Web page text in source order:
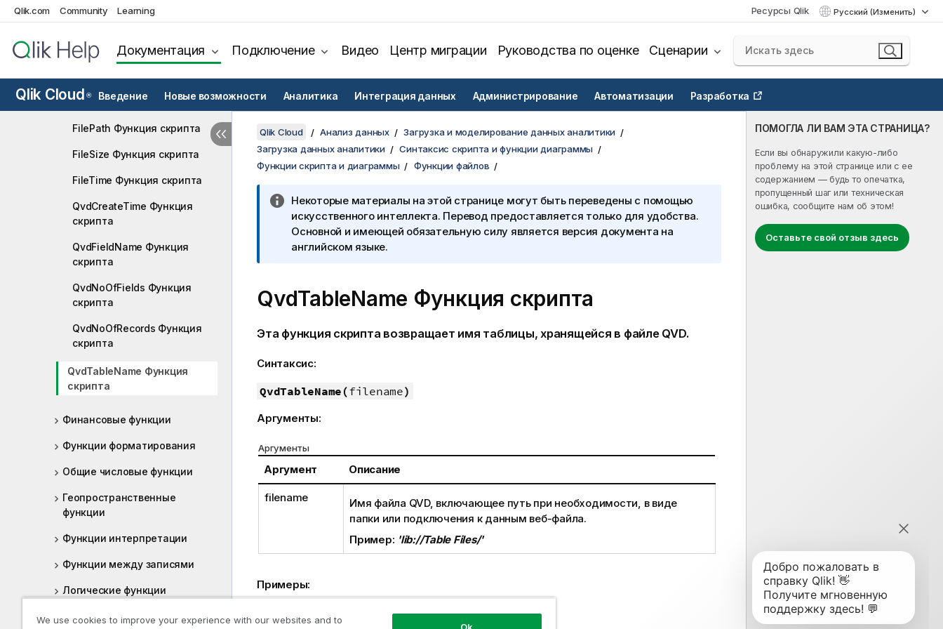
Qlik.com Community Learning Ресурсы Qlik Русский (Изменить)
Документация Подключение Видео Центр миграции Руководства по оценке Сценарии
Qlik Cloud ® Введение Новые возможности Аналитика Интеграция данных Администрирование Автоматизации Разработка
скрипта
FileExtension Функция
скрипта
FileName Функция скрипта
FilePath Функция скрипта
FileSize Функция скрипта
FileTime Функция скрипта
QvdCreateTime Функция
скрипта
QvdFieldName Функция
скрипта
QvdNoOfFields Функция
скрипта
QvdNoOfRecords Функция
скрипта
QvdTableName Функция
скрипта
Финансовые функции
Функции форматирования
Общие числовые функции
Геопространственные
функции
Функции интерпретации
Функции между записями
Логические функции
Функции сопоставления
ПОМОГЛА ЛИ ВАМ ЭТА СТРАНИЦА?
Если вы обнаружили какую-либо
проблему на этой странице или с ее
содержанием — будь то опечатка,
пропущенный шаг или техническая
ошибка, сообщите нам об этом!
Оставьте свой отзыв здесь
Qlik Cloud Анализ данных
Загрузка и моделирование данных аналитики
Загрузка данных аналитики
Синтаксис скрипта и функции диаграммы
Функции скрипта и диаграммы
Функции файлов
Некоторые материалы на этой странице могут быть переведены с помощью
искусственного интеллекта. Перевод предоставляется только для удобства.
Основной и имеющей обязательную силу является версия документа на
английском языке.
QvdTableName Функция скрипта
Эта функция скрипта возвращает имя таблицы, хранящейся в файле QVD.
Синтаксис:
QvdTableName(filename)
Аргументы:
Аргументы
Аргумент Описание
filename Имя файла QVD, включающее путь при необходимости, в виде
папки или подключения к данным веб-файла.
Пример: 'lib://Table Files/'
Примеры:
We use cookies to improve your experience with our websites and to